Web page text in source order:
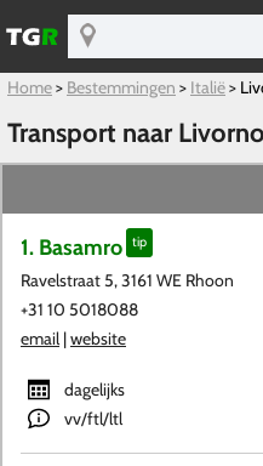
Home> Bestemmingen > Italië>
Transport naar Livorno
1. Basamro tip
Ravelstraat 5, 3161 WE Rhoon
+31 10 5018088
email|website
dagelijks
vv/ftl/ltl